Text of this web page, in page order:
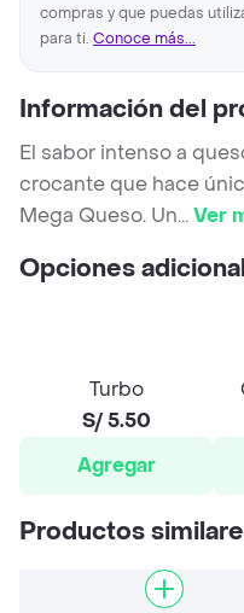
compras y que puedas
para ti. Conoce más...
Información del
El sabor intenso a
crocante que hace
Mega Queso. Un...Ver
Opciones
Turbo
S/ 5.50
Agregar
Productos